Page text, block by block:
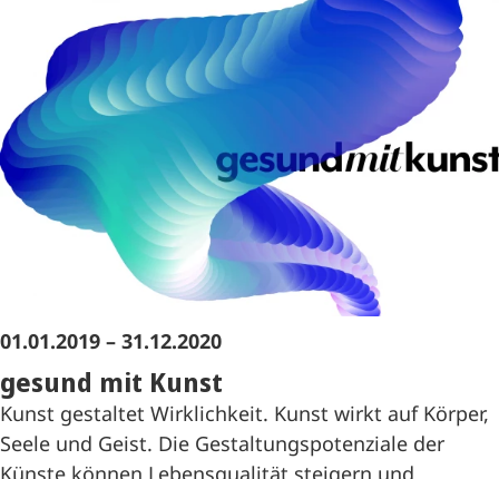
01.01.2019 – 31.12.2020
gesund mit Kunst
Kunst gestaltet Wirklichkeit. Kunst wirkt auf Körper,
Seele und Geist. Die Gestaltungspotenziale der
Künste können Lebensqualität steigern und